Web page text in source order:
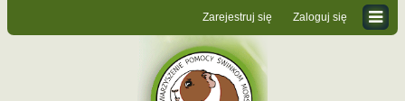
Zaloguj się
Zarejestruj się